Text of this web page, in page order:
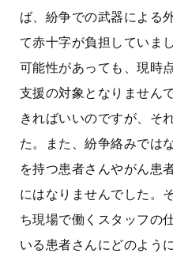
ば、紛争での武器による
て赤十字が負担していま
可能性があっても、現時
支援の対象となりません
きればいいのですが、そ
た。また、紛争絡みでは
を持つ患者さんやがん患
にはなりませんでした。
ち現場で働くスタッフの
いる患者さんにどのよう